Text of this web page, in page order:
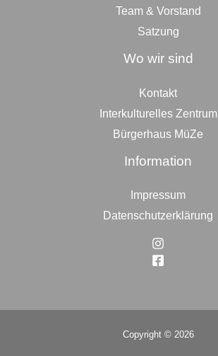
Team & Vorstand
Satzung
Wo wir sind
Kontakt
Interkulturelles Zentrum
Bürgerhaus MüZe
Information
Impressum
Datenschutzerklärung
Copyright © 2026